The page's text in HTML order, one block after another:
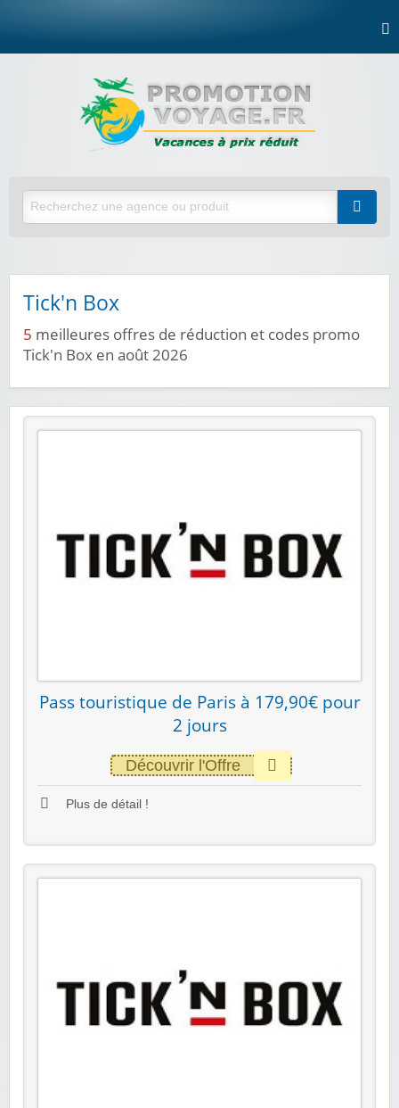
Tick'n Box
5 meilleures offres de réduction et codes promo
Tick'n Box en août 2026
Pass touristique de Paris à 179,90€ pour
2 jours
Découvrir l'Offre
Plus de détail !